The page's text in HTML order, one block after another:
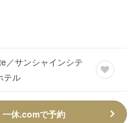
／サンシャインシテ
テル
一休.comで予約